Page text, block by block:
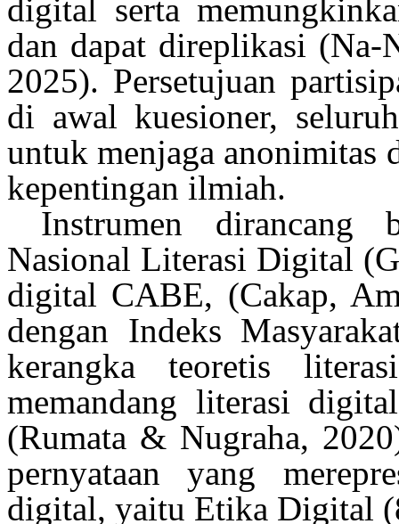
digital serta
dan dapat direplikasi (Na-
2025). Persetujuan
di awal kuesioner,
untukmenjaga anonimitas
kepentingan ilmiah.
Instrumen dirancang
Nasional Literasi Digital
digital CABE, (Cakap,
dengan Indeks
kerangka
teoretis literasi
memandang literasi
(Rumata & Nugraha,
pernyataan yang
digital,yaitu Etika Digital